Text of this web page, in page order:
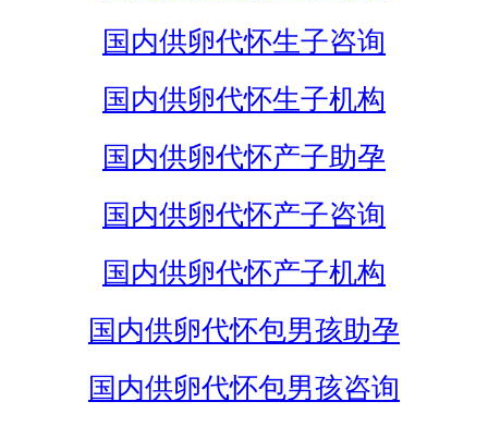
国内供卵代怀生子咨询
国内供卵代怀生子机构
国内供卵代怀产子助孕
国内供卵代怀产子咨询
国内供卵代怀产子机构
国内供卵代怀包男孩助孕
国内供卵代怀包男孩咨询